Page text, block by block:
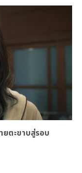
ยตะขาบสู่รอบ